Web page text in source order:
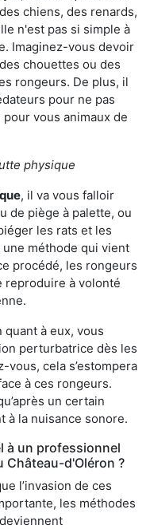
chiens, des renards,
n'est pas si simple à
Imaginez-vous devoir
chouettes ou des
rongeurs. De plus, il
pour ne pas
vous animaux de
physique
, il va vous falloir
de piège à palette, ou
les rats et les
une méthode qui vient
procédé, les rongeurs
reproduire à volonté
quant à eux, vous
perturbatrice dès les
cela s’estompera
à ces rongeurs.
un certain
à la nuisance sonore.
à un professionnel
Château-d'Oléron ?
l’invasion de ces
les méthodes